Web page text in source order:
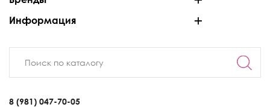
Информация
8 (981) 047-70-05